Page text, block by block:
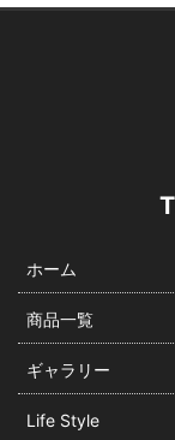
ホーム
商品一覧
ギャラリー
Life Style